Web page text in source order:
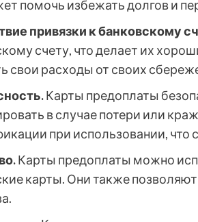
помочь избежать долгов и
привязки к банковскому
счету, что делает их
свои расходы от своих
Карты предоплаты
в случае потери или
при использовании,
Карты предоплаты можно
карты. Они также